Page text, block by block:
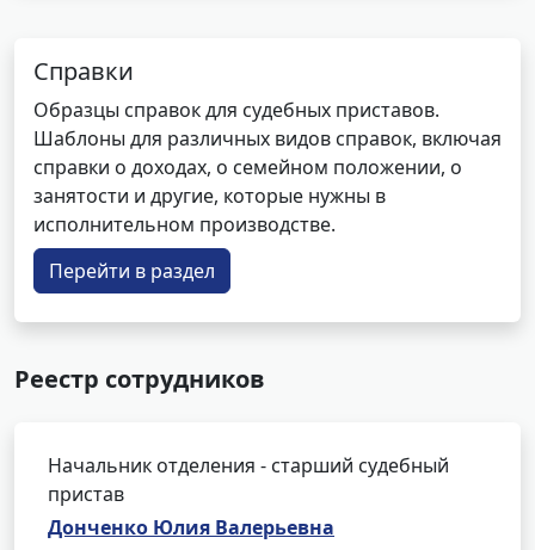
Справки
Образцы справок для судебных приставов.
Шаблоны для различных видов справок, включая
справки о доходах, о семейном положении, о
занятости и другие, которые нужны в
исполнительном производстве.
Перейти в раздел
Реестр сотрудников
Начальник отделения - старший судебный
пристав
Донченко Юлия Валерьевна